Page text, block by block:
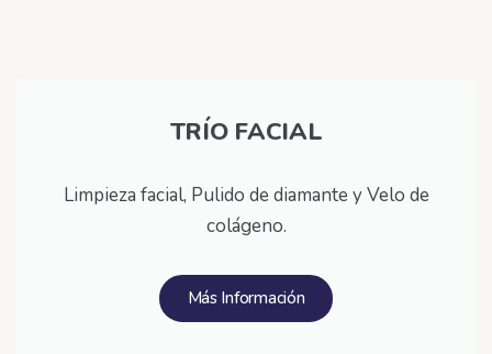
TRÍO FACIAL
Limpieza facial, Pulido de diamante y Velo de
colágeno.
Más Información